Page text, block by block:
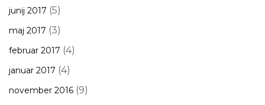
junij 2017 (5)
maj 2017 (3)
februar 2017 (4)
januar 2017 (4)
november 2016 (9)